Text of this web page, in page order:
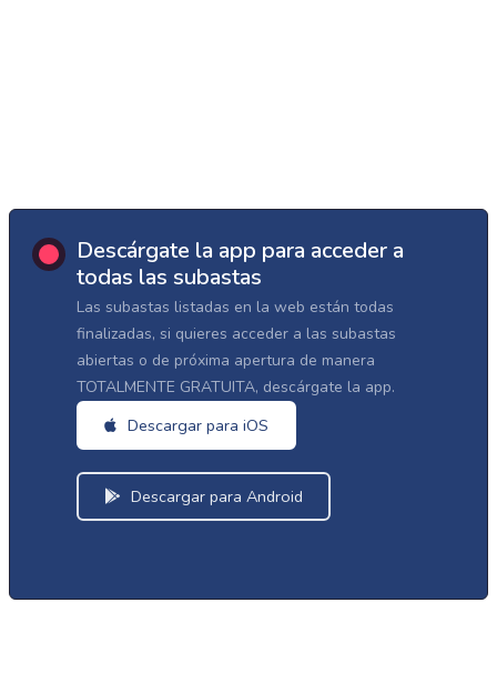
Descárgate la app para acceder a
todas las subastas
Las subastas listadas en la web están todas
finalizadas, si quieres acceder a las subastas
abiertas o de próxima apertura de manera
TOTALMENTE GRATUITA, descárgate la app.
Descargar para iOS
Descargar para Android